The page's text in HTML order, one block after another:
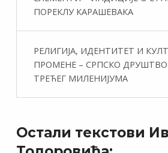
ПОРЕКЛУ КАРАШЕВАКА
РЕЛИГИЈА, ИДЕНТИТЕТ И
ПРОМЕНЕ – СРПСКО
ТРЕЋЕГ МИЛЕНИЈУМА
Остали текстови